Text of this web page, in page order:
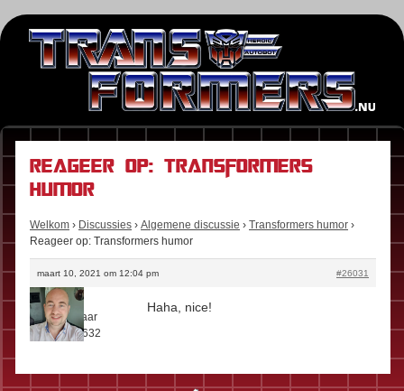
Reageer op: Transformers
humor
Welkom › Discussies › Algemene discussie › Transformers humor ›
Reageer op: Transformers humor
maart 10, 2021 om 12:04 pm #26031
Floris
Rol:Eigenaar
Berichten:632
Haha, nice!